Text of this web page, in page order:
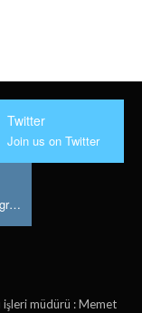
Twitter
Join us on Twitter
Join us on Instagram
işleri müdürü : Memet